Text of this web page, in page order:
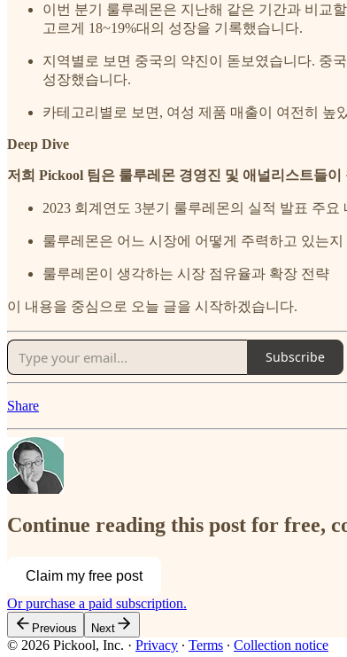
이번 분기 룰루레몬은 지난해 같은 기간과 비교
고르게 18~19%대의 성장을 기록했습니다.
지역별로 보면 중국의 약진이 돋보였습니다. 중
성장했습니다.
카테고리별로 보면, 여성 제품 매출이 여전히 높
Deep Dive
저희 Pickool 팀은 룰루레몬 경영진 및 애널리스트들
2023 회계연도 3분기 룰루레몬의 실적 발표 주요
룰루레몬은 어느 시장에 어떻게 주력하고 있는지
룰루레몬이 생각하는 시장 점유율과 확장 전략
이 내용을 중심으로 오늘 글을 시작하겠습니다.
Subscribe
Share
Continue reading this post for free,
Claim my free post
Or purchase a paid subscription.
Previous Next
© 2026 Pickool, Inc. · Privacy ∙ Terms ∙ Collection notice